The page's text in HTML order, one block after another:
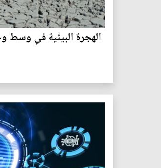
الهجرة البيئية في وسط